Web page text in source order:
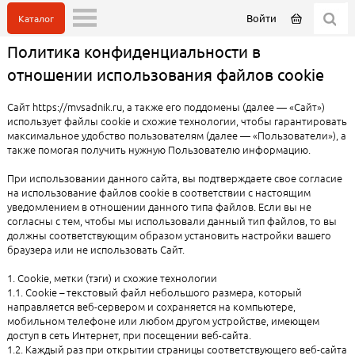
Войти
Каталог
Политика конфиденциальности в
отношении использования файлов cookie
Сайт https://mvsadnik.ru, а также его поддомены (далее — «Сайт»)
использует файлы cookie и схожие технологии, чтобы гарантировать
максимальное удобство пользователям (далее — «Пользователи»), а
также помогая получить нужную Пользователю информацию.
При использовании данного сайта, вы подтверждаете свое согласие
на использование файлов cookie в соответствии с настоящим
уведомлением в отношении данного типа файлов. Если вы не
согласны с тем, чтобы мы использовали данный тип файлов, то вы
должны соответствующим образом установить настройки вашего
браузера или не использовать Сайт.
1. Cookie, метки (тэги) и схожие технологии
1.1. Cookie – текстовый файл небольшого размера, который
направляется веб-сервером и сохраняется на компьютере,
мобильном телефоне или любом другом устройстве, имеющем
доступ в сеть Интернет, при посещении веб-сайта.
1.2. Каждый раз при открытии страницы соответствующего веб-сайта